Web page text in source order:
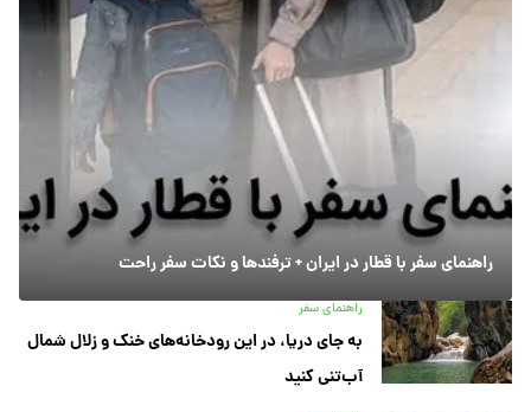
راهنمای سفر با قطار در ایران + ترفندها و نکات سفر راحت
راهنمای سفر
به جای دریا، در این رودخانه‌های خنک و زلال شمال
آب‌تنی کنید